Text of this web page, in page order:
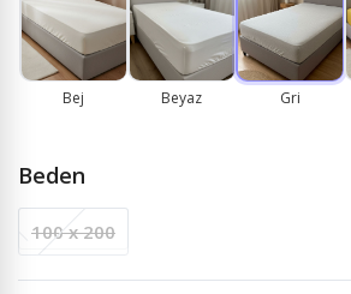
Bej Beyaz Gri
Beden
100 x 200